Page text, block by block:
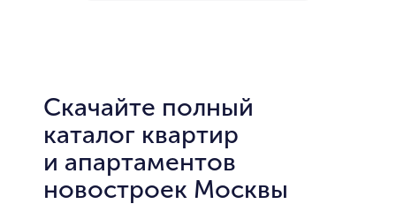
Скачайте полный
каталог квартир
и апартаментов
новостроек Москвы